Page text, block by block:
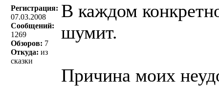
Регистрация:
07.03.2008
Сообщений:
1269
Обзоров: 7
Откуда: из
сказки
В каждом
шумит.
Причина моих